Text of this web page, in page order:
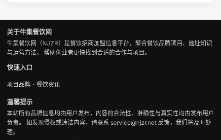
关于牛集餐饮网
牛集餐饮网（NJZR）是餐饮招商加盟信息平台，聚合餐饮品牌项目、选址知识
与运营方法， 帮助创业者更快找到合适的合作与项目。
快速入口
项目品牌 · 餐饮资讯
温馨提示
本站所有品牌信息均由用户发布，内容的合法性、准确性与真实性均由发布用户
负责。 如发现侵权或违法内容，请联系 service@njzr.net 反馈，我们将及时处
理。